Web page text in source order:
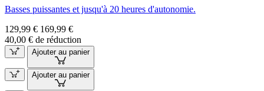
Basses puissantes et jusqu'à 20 heures d'autonomie.
129,99 € 169,99 €
40,00 € de réduction
Ajouter au panier
Ajouter au panier